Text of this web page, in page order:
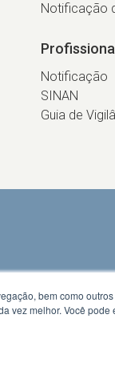
Notificação
Notificação
SINAN
Guia de
bem como
vez melhor. Você pode